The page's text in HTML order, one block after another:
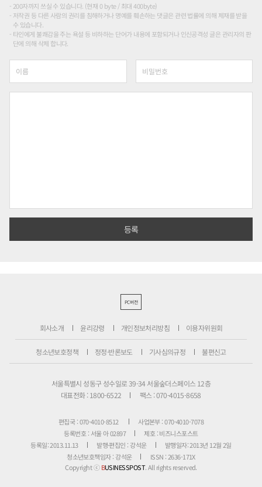
200자까지 쓰실 수 있습니다. (현재 0 byte / 최대 400byte)
저작권 등 다른 사람의 권리를 침해하거나 명예를 훼손하는 댓글은 관련 법률에 의해 제재를 받을
수 있습니다.
타인에게 불쾌감을 주는 욕설 등 비하하는 단어가 내용에 포함되거나 인신공격성 글은 관리자의 판
단에 의해 삭제 합니다.
PC버전
회사소개 윤리강령 개인정보처리방침 이용자위원회
청소년보호정책 정정·반론보도 기사심의규정 불편신고
서울특별시 성동구 성수일로 39-34 서울숲더스페이스 12층
대표전화 : 1800-6522
팩스 : 070-4015-8658
편집국 : 070-4010-8512
사업본부 : 070-4010-7078
등록번호 : 서울 아 02897
제호 : 비즈니스포스트
등록일: 2013.11.13
발행·편집인 : 강석운
발행일자: 2013년 12월 2일
청소년보호책임자 : 강석운
ISSN : 2636-171X
Copyright ⓒBUSINESSPOST. All rights reserved.